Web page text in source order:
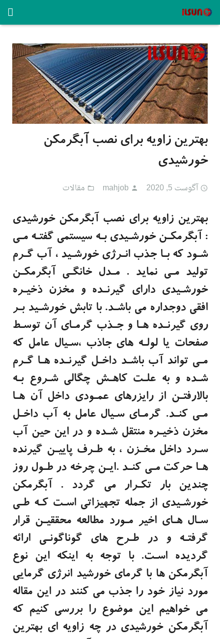
محصولات
آبگرمکن خورشیدی
مقالات
نمایندگی
کاتالوگ
گالری
تماس باما
English
کردی
العربیه
بهترین زاویه برای نصب آبگرمکن
خورشیدی
آگوست 5, 2020
mahjob مقالات
بهترین زاویه برای نصب آبگرمکن خورشیدی
: آبگرمکـن خورشـیدی بـه سیستمی گفتـه مـی
شـود که بـا جذب انـرژی خورشـید ، آب گـرم
تولید مـی نماید . مـدل خانگـی آبگرمکـن
خورشـیدی دارای گیرنـده و مخزن ذخیـره
افقی دوجداره می باشـد. با تابش خورشـید بـر
روی گیرنـده هـا و جـذب گرمـای آن توسـط
صفحات یا لولـه های جاذب ،سـیال عامل که
مـی تواند آب باشـد داخـل گیرنـده هـا گـرم
شـده و به علـت کاهـش چگالی شـروع بـه
بالارفتـن از رایزرهای عمـودی داخل آن هـا
مـی کنـد. گرمـای سـیال عامل به آب داخـل
مخزن ذخیـره منتقل شـده و در این حین آب
سـرد داخل مخـزن ، به طـرف پاییـن گیرنده
هـا حرکت مـی کنـد .ایـن چرخه در طـول روز
چندین بار تکـرار می گردد . آبگرمکن
خورشـیدی از جمله تجهیزاتی اسـت کـه طـی
سـال هـای اخیر مـورد مطالعه محققیـن قرار
گرفتـه و در طـرح های گوناگونـی ارائه
گردیده اسـت. با توجه به اینکه این نوع
آبگرمکن ها با گرمای خورشید انرژی گرمایی
مورد نیاز خود را جذب می کنند در این مقاله
می خواهیم این موضوع را بررسی کنیم که
آبگرمکن خورشیدی در چه زاویه ای بهترین